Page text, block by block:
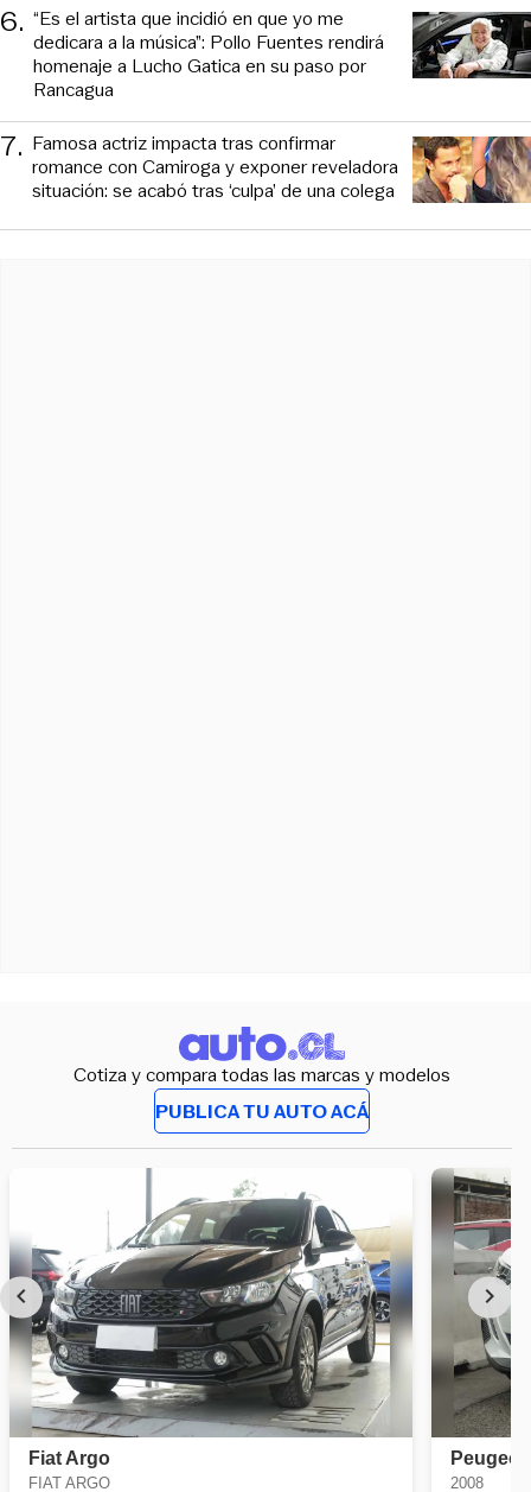
6. “Es el artista que incidió en que yo me
dedicara a la música”: Pollo Fuentes rendirá
homenaje a Lucho Gatica en su paso por
Rancagua
7. Famosa actriz impacta tras confirmar
romance con Camiroga y exponer reveladora
situación: se acabó tras ‘culpa’ de una colega
Cotiza y compara todas las marcas y modelos
PUBLICA TU AUTO ACÁ